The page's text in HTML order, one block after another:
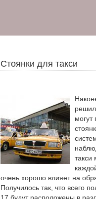
Стоянки для такси
такси
очень хорошо влияет на
Получилось так, что всего